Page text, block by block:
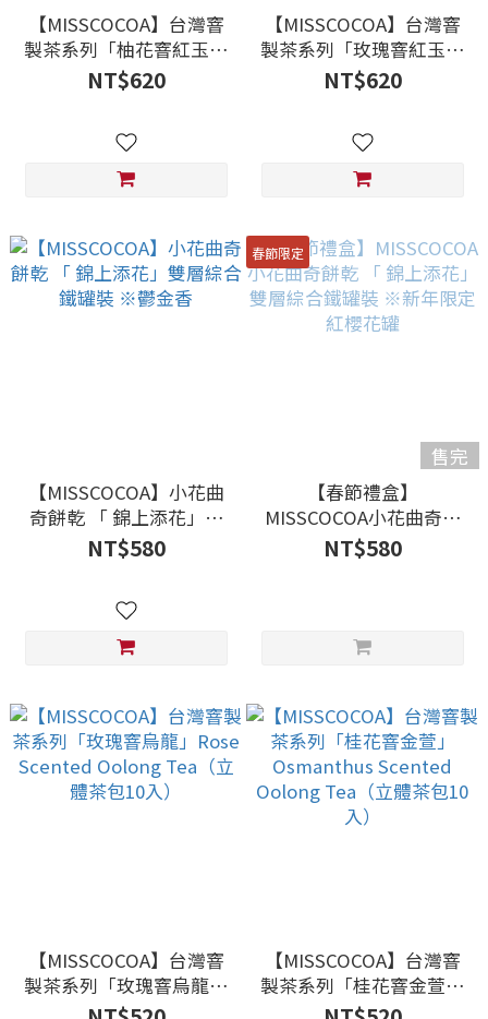
【MISSCOCOA】台灣窨
製茶系列「柚花窨紅玉紅
茶」Pomelo Blossom
Scented Ruby Black
NT$620
【MISSCOCOA】台灣窨
製茶系列「玫瑰窨紅玉紅
茶」Rose Scented Ruby
Black Tea（立體茶包10
NT$620
【MISSCOCOA】小花曲
奇餅乾 「 錦上添花」雙
層綜合鐵罐裝 ※鬱金香
NT$580
春節限定
售完
【春節禮盒】
MISSCOCOA小花曲奇餅
乾 「 錦上添花」雙層綜
合鐵罐裝 ※新年限定紅櫻
NT$580
【MISSCOCOA】台灣窨
製茶系列「玫瑰窨烏龍」
Rose Scented Oolong
【MISSCOCOA】台灣窨
製茶系列「桂花窨金萱」
Osmanthus Scented